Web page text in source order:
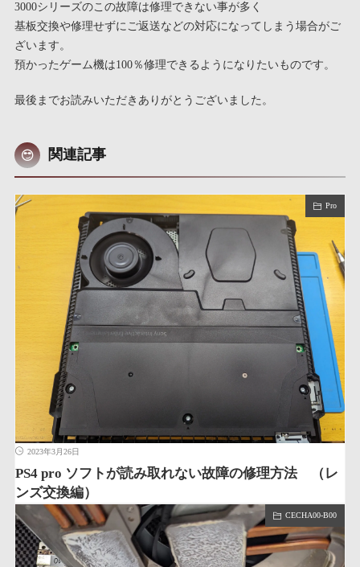
3000シリーズのこの故障は修理できない事が多く
基板交換や修理せずにご返送などの対応になってしまう場合がご
ざいます。
預かったゲーム機は100％修理できるようになりたいものです。
最後までお読みいただきありがとうございました。
関連記事
Pro
2023年3月26日
PS4 pro ソフトが読み取れない故障の修理方法 （レ
ンズ交換編）
CECHA00-B00